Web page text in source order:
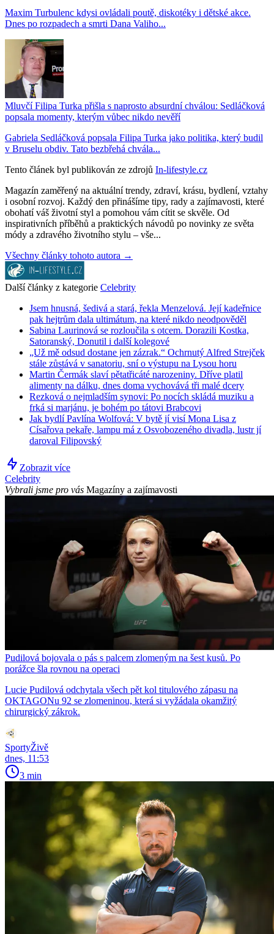
Maxim Turbulenc kdysi ovládali poutě, diskotéky i dětské akce.
Dnes po rozpadech a smrti Dana Valiho...
Mluvčí Filipa Turka přišla s naprosto absurdní chválou: Sedláčková
popsala momenty, kterým vůbec nikdo nevěří
Gabriela Sedláčková popsala Filipa Turka jako politika, který budil
v Bruselu obdiv. Tato bezbřehá chvála...
Tento článek byl publikován ze zdrojů In-lifestyle.cz
Magazín zaměřený na aktuální trendy, zdraví, krásu, bydlení, vztahy
i osobní rozvoj. Každý den přinášíme tipy, rady a zajímavosti, které
obohatí váš životní styl a pomohou vám cítit se skvěle. Od
inspirativních příběhů a praktických návodů po novinky ze světa
módy a zdravého životního stylu – vše...
Všechny články tohoto autora →
Další články z kategorie Celebrity
Jsem hnusná, šedivá a stará, řekla Menzelová. Její kadeřnice
pak hejtrům dala ultimátum, na které nikdo neodpověděl
Sabina Laurinová se rozloučila s otcem. Dorazili Kostka,
Satoranský, Donutil i další kolegové
„Už mě odsud dostane jen zázrak.“ Ochrnutý Alfred Strejček
stále zůstává v sanatoriu, sní o výstupu na Lysou horu
Martin Čermák slaví pětatřicáté narozeniny. Dříve platil
alimenty na dálku, dnes doma vychovává tři malé dcery
Rezková o nejmladším synovi: Po nocích skládá muziku a
frká si marjánu, je bohém po tátovi Brabcovi
Jak bydlí Pavlína Wolfová: V bytě jí visí Mona Lisa z
Císařova pekaře, lampu má z Osvobozeného divadla, lustr jí
daroval Filipovský
Zobrazit více
Celebrity
Vybrali jsme pro vás Magazíny a zajímavosti
Pudilová bojovala o pás s palcem zlomeným na šest kusů. Po
porážce šla rovnou na operaci
Lucie Pudilová odchytala všech pět kol titulového zápasu na
OKTAGONu 92 se zlomeninou, která si vyžádala okamžitý
chirurgický zákrok.
SportyŽivě
dnes, 11:53
3 min